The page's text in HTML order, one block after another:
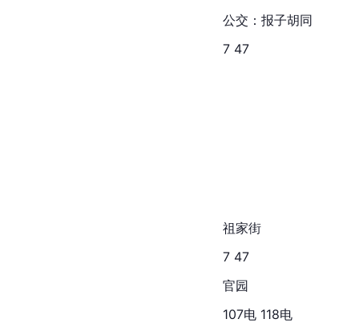
公交：报子胡同
7 47
祖家街
7 47
官园
107电 118电